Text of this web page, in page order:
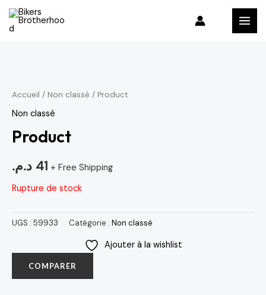
Aller
Accueil / Non classé / Product
Non classé
Product
41 د.م.
+ Free Shipping
Rupture de stock
UGS : 59933 Catégorie : Non classé
Ajouter à la wishlist
COMPARER